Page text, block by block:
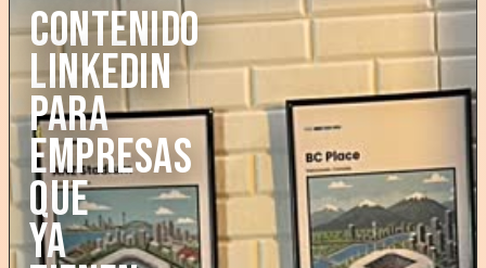
CONTENIDO
LINKEDIN
PARA
EMPRESAS
QUE
YA